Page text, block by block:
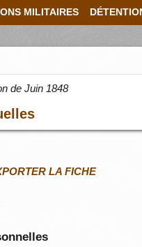
MILITAIRES
de Juin 1848
LA FICHE